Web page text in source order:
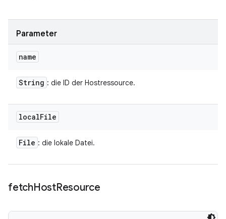
Parameter
name
String : die ID der Hostressource.
localFile
File : die lokale Datei.
fetchHostResource